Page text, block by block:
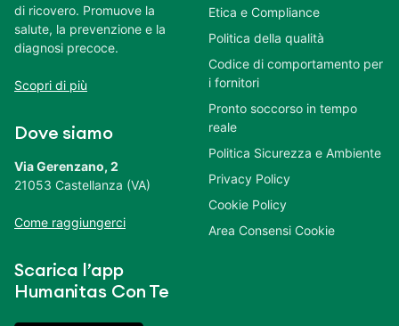
di ricovero. Promuove la
salute, la prevenzione e la
diagnosi precoce.
Scopri di più
Dove siamo
Via Gerenzano, 2
21053 Castellanza (VA)
Come raggiungerci
Scarica l’app
Humanitas Con Te
Etica e Compliance
Politica della qualità
Codice di comportamento per
i fornitori
Pronto soccorso in tempo
reale
Politica Sicurezza e Ambiente
Privacy Policy
Cookie Policy
Area Consensi Cookie